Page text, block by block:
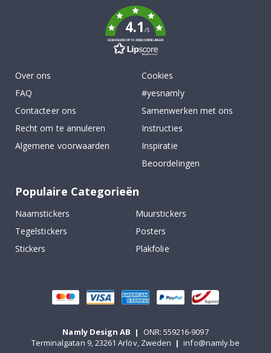
4.1/5
GEBASEERD OP 1029 BEOORDELINGEN
Over ons
FAQ
Contacteer ons
Recht om te annuleren
Algemene voorwaarden
Cookies
#yesnamly
Samenwerken met ons
Instructies
Inspiratie
Beoordelingen
Populaire Categorieën
Naamstickers
Muurstickers
Tegelstickers
Posters
Stickers
Plakfolie
Namly Design AB |
ONR: 559216-9097
Terminalgatan 9, 23261 Arlöv, Zweden | info@namly.be